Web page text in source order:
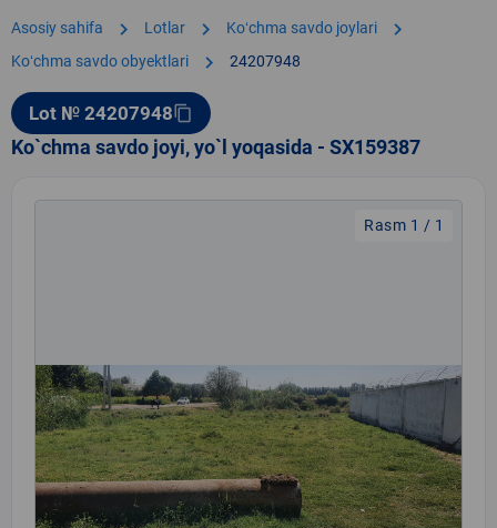
Asosiy sahifa chevron_right Lotlar chevron_right Koʻchma savdo joylari chevron_right
Koʻchma savdo obyektlari chevron_right 24207948
Lot № 24207948content_copy
Ko`chma savdo joyi, yo`l yoqasida - SX159387
Rasm 1 / 1